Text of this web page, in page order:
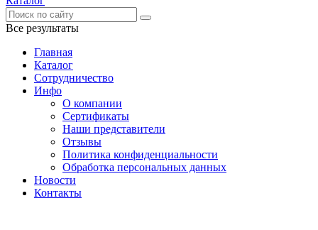
Все результаты
Главная
Каталог
Сотрудничество
Инфо
О компании
Сертификаты
Наши представители
Отзывы
Политика конфиденциальности
Обработка персональных данных
Новости
Контакты